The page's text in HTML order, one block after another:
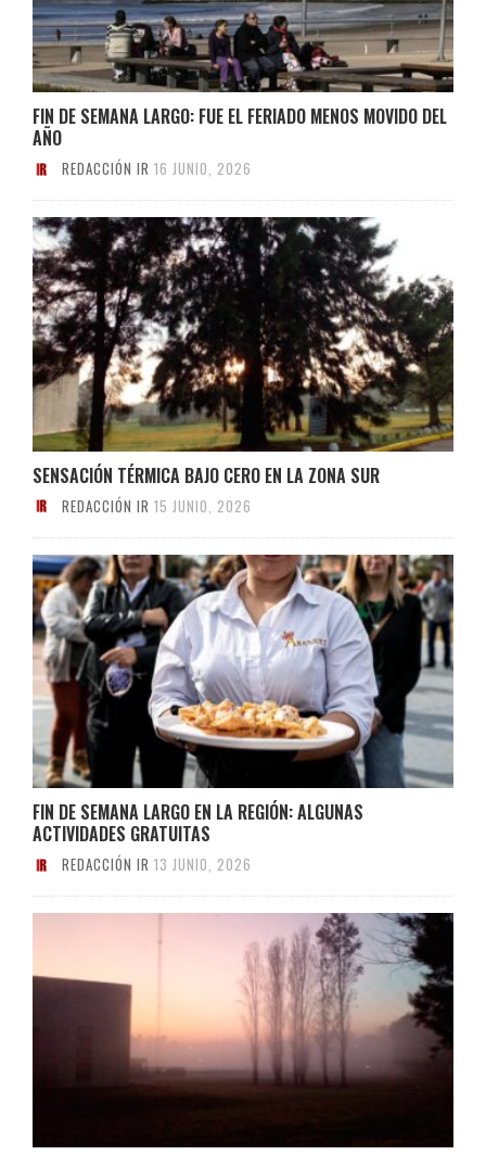
FIN DE SEMANA LARGO: FUE EL FERIADO MENOS MOVIDO DEL
AÑO
REDACCIÓN IR 16 JUNIO, 2026
SENSACIÓN TÉRMICA BAJO CERO EN LA ZONA SUR
REDACCIÓN IR 15 JUNIO, 2026
FIN DE SEMANA LARGO EN LA REGIÓN: ALGUNAS
ACTIVIDADES GRATUITAS
REDACCIÓN IR 13 JUNIO, 2026